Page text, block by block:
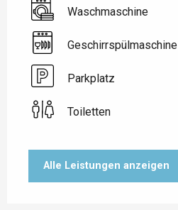
Waschmaschine
Geschirrspülmaschine
Parkplatz
Toiletten
Alle Leistungen anzeigen